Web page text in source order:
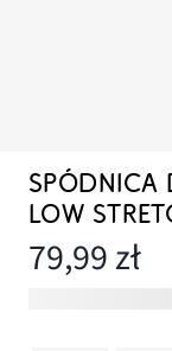
SPÓDNICA
LOW
79,99 zł